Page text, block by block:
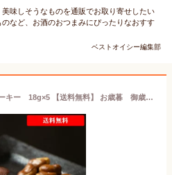
味しそうなものを通販でお取り寄せしたい
など、お酒のおつまみにぴったりなおすす
ベストオイシー編集部
陣中 牛タンひとくちジャーキー 18g×5 【送料無料】 お歳暮 御歳暮 プレゼント